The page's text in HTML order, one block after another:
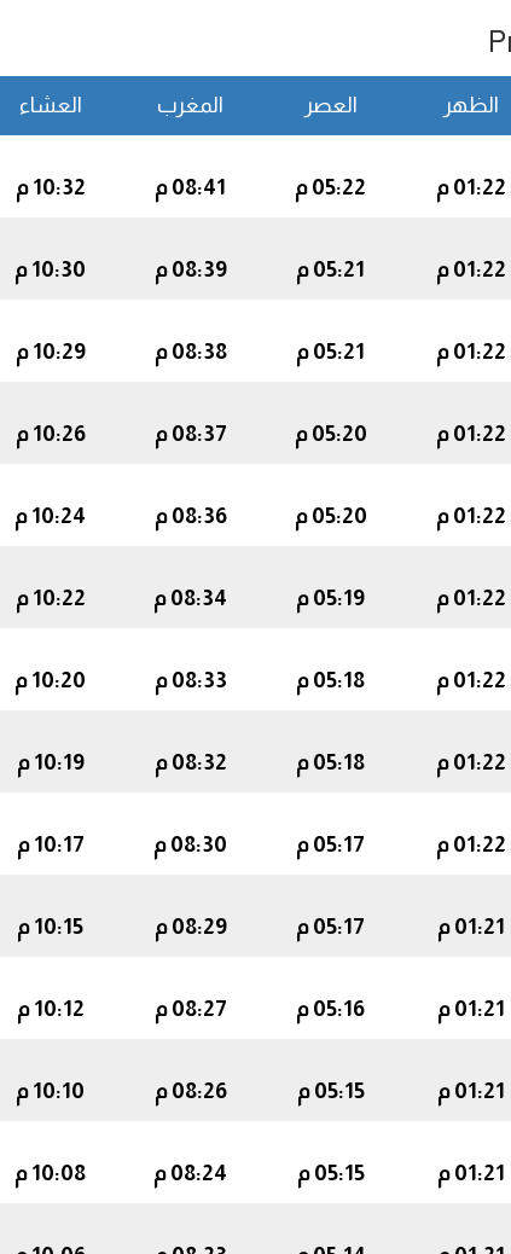
الظهر العصر المغرب العشاء
01:22 م 05:22 م 08:41 م 10:32 م
01:22 م 05:21 م 08:39 م 10:30 م
01:22 م 05:21 م 08:38 م 10:29 م
01:22 م 05:20 م 08:37 م 10:26 م
01:22 م 05:20 م 08:36 م 10:24 م
01:22 م 05:19 م 08:34 م 10:22 م
01:22 م 05:18 م 08:33 م 10:20 م
01:22 م 05:18 م 08:32 م 10:19 م
01:22 م 05:17 م 08:30 م 10:17 م
01:21 م 05:17 م 08:29 م 10:15 م
01:21 م 05:16 م 08:27 م 10:12 م
01:21 م 05:15 م 08:26 م 10:10 م
01:21 م 05:15 م 08:24 م 10:08 م